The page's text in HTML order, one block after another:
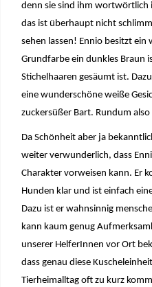
denn sie sind ihm wortwörtlich
das ist überhaupt nicht
sehen lassen! Ennio besitzt ein
Grundfarbe ein dunkles Braun
Stichelhaaren gesäumt ist.
eine wunderschöne weiße
zuckersüßer Bart. Rundum
Da Schönheit aber ja
weiter verwunderlich, dass
Charakter vorweisen kann. Er
Hunden klar und ist einfach
Dazu ist er wahnsinnig
kann kaum genug
unserer HelferInnen vor Ort
dass genau diese
Tierheimalltag oft zu kurz